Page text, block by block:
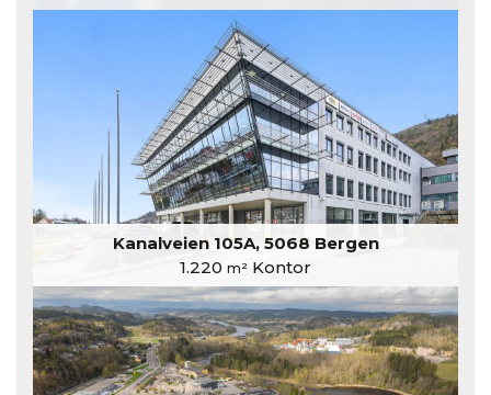
Kanalveien 105A, 5068 Bergen
1.220 m² Kontor